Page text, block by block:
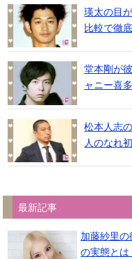
瑛太の目
比較で徹
堂本剛が
ャニー喜
松本人志
人のなれ
最新記事
加藤紗里
の実態とは